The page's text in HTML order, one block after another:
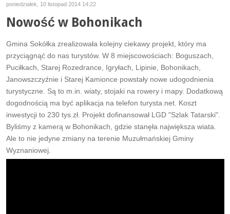
poniedziałek, 10 listopad 2014 14:22
Nowość w Bohonikach
Gmina Sokółka zrealizowała kolejny ciekawy projekt, który ma
przyciągnąć do nas turystów. W 8 miejscowościach: Boguszach,
Puciłkach, Starej Rozedrance, Igryłach, Lipinie, Bohonikach,
Janowszczyźnie i Starej Kamionce powstały nowe udogodnienia
turystyczne. Są to m.in. wiaty, stojaki na rowery i mapy. Dodatkową
dogodnością ma być aplikacja na telefon turysta.net. Koszt
inwestycji to 230 tys.zł. Projekt dofinansował LGD "Szlak Tatarski".
Byliśmy z kamerą w Bohonikach, gdzie stanęła największa wiata.
Ale to nie jedyne zmiany na terenie Muzułmańskiej Gminy
Wyznaniowej.